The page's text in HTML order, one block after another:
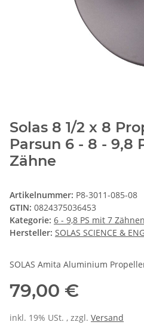
Solas 8 1/2 x 8
Parsun 6 - 8 - 9,8
Zähne
Artikelnummer: P8-3011-085-08
GTIN: 0824375036453
Kategorie: 6 - 9,8 PS mit 7 Zähnen
Hersteller: SOLAS SCIENCE &
SOLAS Amita Aluminium
79,00 €
inkl. 19% USt. , zzgl. Versand